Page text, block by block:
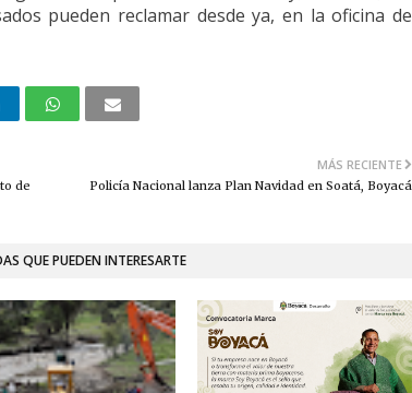
pueden reclamar desde ya, en la oficina de
MÁS RECIENTE
Policía Nacional lanza Plan Navidad en Soatá, Boyacá
de
QUE PUEDEN INTERESARTE